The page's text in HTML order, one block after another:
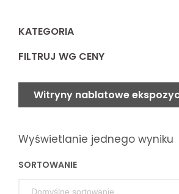
KATEGORIA
FILTRUJ WG CENY
Witryny nablatowe
Wyświetlanie jednego wyniku
SORTOWANIE